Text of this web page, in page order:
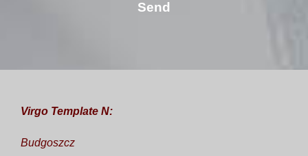
Virgo Template N:
Budgoszcz